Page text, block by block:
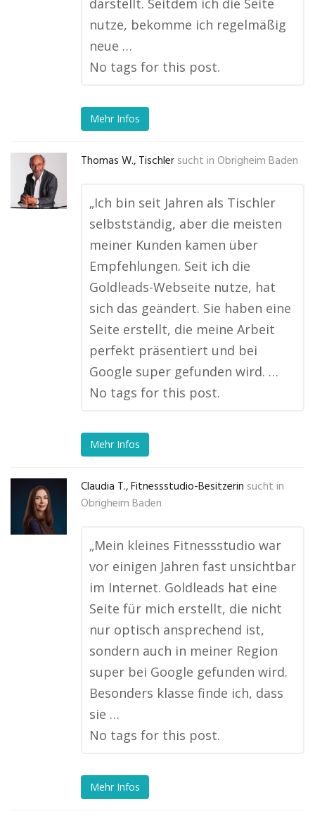
darstellt. Seitdem ich die Seite
nutze, bekomme ich regelmäßig
neue …
No tags for this post.
Mehr Infos
Thomas W., Tischler sucht in Obrigheim Baden
„Ich bin seit Jahren als Tischler
selbstständig, aber die meisten
meiner Kunden kamen über
Empfehlungen. Seit ich die
Goldleads-Webseite nutze, hat
sich das geändert. Sie haben eine
Seite erstellt, die meine Arbeit
perfekt präsentiert und bei
Google super gefunden wird. …
No tags for this post.
Mehr Infos
Claudia T., Fitnessstudio-Besitzerin sucht in
Obrigheim Baden
„Mein kleines Fitnessstudio war
vor einigen Jahren fast unsichtbar
im Internet. Goldleads hat eine
Seite für mich erstellt, die nicht
nur optisch ansprechend ist,
sondern auch in meiner Region
super bei Google gefunden wird.
Besonders klasse finde ich, dass
sie …
No tags for this post.
Mehr Infos